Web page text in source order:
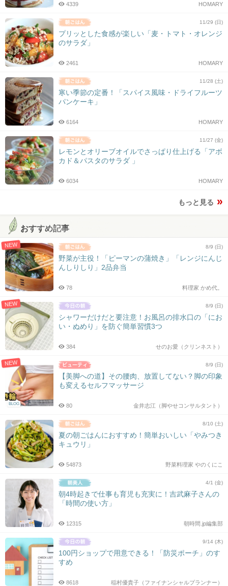
HOMARY
4339
11/29 (日)
プリッとした食感が楽しい「麦・トマト・オレンジ
のサラダ」
HOMARY
2461
11/28 (土)
寒い季節の定番！「スパイス風味・ドライフルーツ
パンケーキ」
HOMARY
6164
11/27 (金)
レモンとオリーブオイルでさっぱり仕上げる「アボ
カド＆パスタのサラダ 」
HOMARY
6034
もっと見る
おすすめ記事
NEW 8/9 (日)
野菜が主役！「ピーマンの蒲焼き」「レンジにんじ
んしりしり」2品弁当
料理家 かめ代。
78
NEW 8/9 (日)
シャワーだけだと要注意！お風呂の排水口の「にお
い・ぬめり」を防ぐ簡単習慣3つ
せのお愛（クリンネスト）
384
NEW
BLOG
8/9 (日)
【美脚への道】その腰肉、放置してない？脚の印象
も変えるセルフマッサージ
金井志江（脚やせコンサルタント）
80
8/10 (土)
夏の朝ごはんにおすすめ！簡単おいしい「やみつき
キュウリ」
野菜料理家 やのくにこ
54873
4/1 (金)
朝4時起きで仕事も育児も充実に！吉武麻子さんの
「時間の使い方」
朝時間.jp編集部
12315
9/14 (木)
100円ショップで用意できる！「防災ポーチ」のす
すめ
稲村優貴子（ファイナンシャルプランナー）
8618